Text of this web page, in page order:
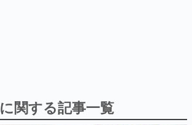
コンテンツ産業やカルチャーに与えた影響を探る企
。関する記事一覧